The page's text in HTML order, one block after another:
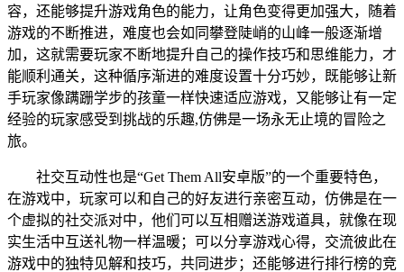
容，还能够提升游戏角色的能力，让角色变得更加强大，随着
游戏的不断推进，难度也会如同攀登陡峭的山峰一般逐渐增
加，这就需要玩家不断地提升自己的操作技巧和思维能力，才
能顺利通关，这种循序渐进的难度设置十分巧妙，既能够让新
手玩家像蹒跚学步的孩童一样快速适应游戏，又能够让有一定
经验的玩家感受到挑战的乐趣,仿佛是一场永无止境的冒险之
旅。
社交互动性也是“Get Them All安卓版”的一个重要特色，
在游戏中，玩家可以和自己的好友进行亲密互动，仿佛是在一
个虚拟的社交派对中，他们可以互相赠送游戏道具，就像在现
实生活中互送礼物一样温暖；可以分享游戏心得，交流彼此在
游戏中的独特见解和技巧，共同进步；还能够进行排行榜的竞